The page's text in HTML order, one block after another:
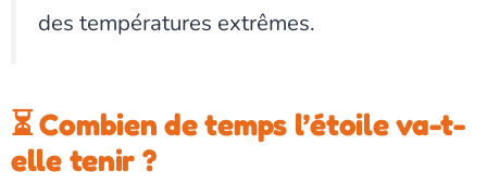
des températures extrêmes.
⏳ Combien de temps l’étoile va-t-
elle tenir ?